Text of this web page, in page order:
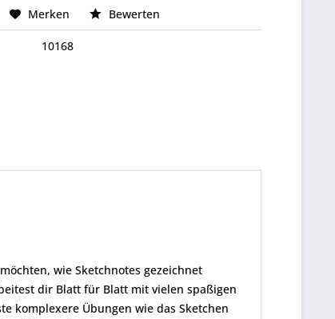
Merken Bewerten
10168
wie Sketchnotes gezeichnet
dir Blatt für Blatt mit vielen spaßigen
komplexere Übungen wie das Sketchen